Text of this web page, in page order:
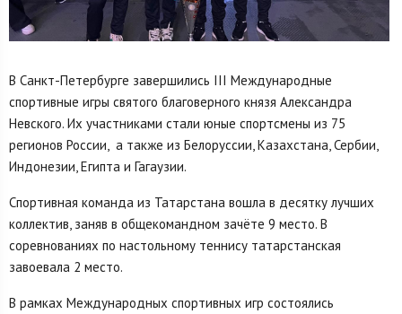
В Санкт-Петербурге завершились III Международные
спортивные игры святого благоверного князя Александра
Невского. Их участниками стали юные спортсмены из 75
регионов России, а также из Белоруссии, Казахстана, Сербии,
Индонезии, Египта и Гагаузии.
Спортивная команда из Татарстана вошла в десятку лучших
коллектив, заняв в общекомандном зачёте 9 место. В
соревнованиях по настольному теннису татарстанская
завоевала 2 место.
В рамках Международных спортивных игр состоялись